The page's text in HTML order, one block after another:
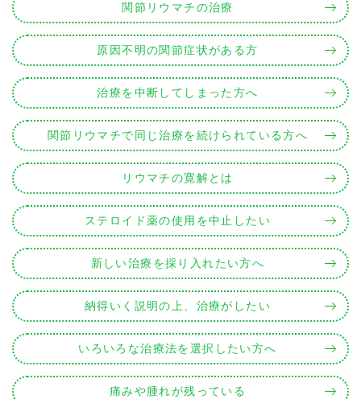
関節リウマチの治療
原因不明の関節症状がある方
治療を中断してしまった方へ
関節リウマチで同じ治療を続けられている方へ
リウマチの寛解とは
ステロイド薬の使用を中止したい
新しい治療を採り入れたい方へ
納得いく説明の上、治療がしたい
いろいろな治療法を選択したい方へ
痛みや腫れが残っている